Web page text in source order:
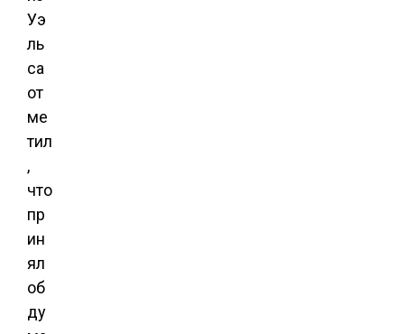
Уэ
ль
са
от
ме
тил
,
что
пр
ин
ял
об
ду